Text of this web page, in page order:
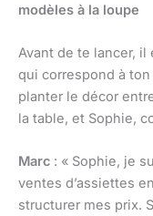
modèles à la loupe
Avant de te lancer,
qui correspond à
planter le décor
la table, et Sophie,
Marc : « Sophie, je
ventes d’assiettes
structurer mes prix.